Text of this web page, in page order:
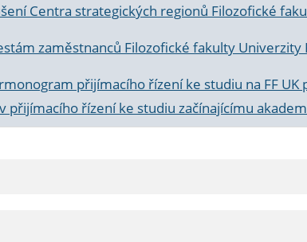
Centra strategických regionů Filozofické
zaměstnanců Filozofické fakulty Univerzity
přijímacího řízení ke studiu na FF
přijímacího řízení ke studiu začínajícímu